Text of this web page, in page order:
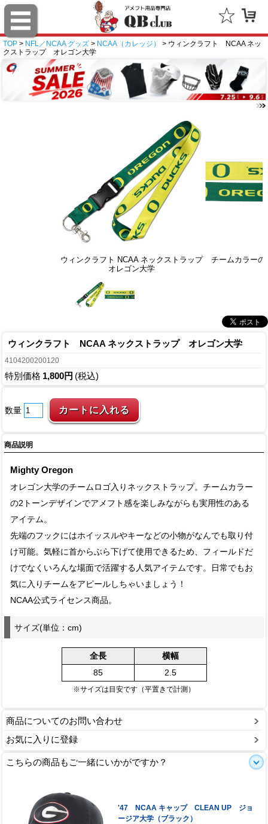
TOP > NFL／NCAA グッズ > NCAA（カレッジ）
> ウィンクラフト NCAA ネッ
クストラップ オレゴン大学
ウィンクラフト NCAA ネックストラップ
オレゴン大学
チームカラー
ウィンクラフト NCAA ネックストラップ オレゴン大学
4104200200120
特別価格 1,800円 (税込)
数量
商品説明
Mighty Oregon
オレゴン大学のチームロゴ入りネックストラップ。チームカラー
の2トーンデザインでアメフト感を楽しみながらも実用性のある
アイテム。
先端のフックにはホイッスルやキーなどの小物がなんでも取り付
け可能。気軽に首からぶら下げて使用できるため、フィールドだ
けでなくいろんな場面で活躍する人気アイテムです。日常でもお
気に入りチームをアピールしちゃいましょう！
NCAA公式ライセンス商品。
サイズ(単位：cm)
全長
横幅
85
2.5
※サイズは目安です（平置きで計測）
商品についてのお問い合わせ
お気に入りに登録
こちらの商品もご一緒にいかがですか？
'47 NCAA キャップ CLEAN UP ジョ
ージア大学（ブラック）